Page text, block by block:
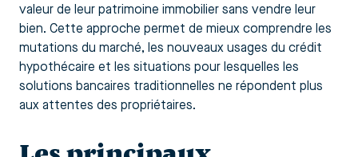
valeur de leur patrimoine immobilier sans vendre leur
bien. Cette approche permet de mieux comprendre les
mutations du marché, les nouveaux usages du crédit
hypothécaire et les situations pour lesquelles les
solutions bancaires traditionnelles ne répondent plus
aux attentes des propriétaires.